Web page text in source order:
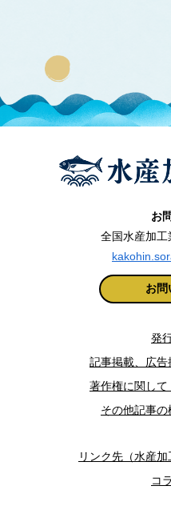
お
全国水産加
お問
発
記事掲載、広
著作権に関して
その他記事
リンク先（水産加
コ